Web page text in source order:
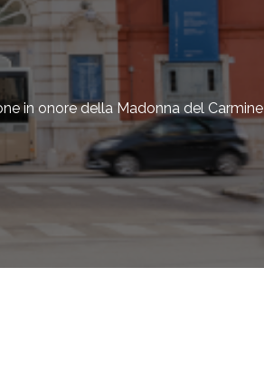
in onore della Madonna del Carmine